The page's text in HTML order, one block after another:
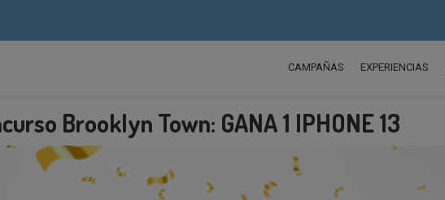
CAMPAÑAS EXPERIENCIAS
Brooklyn Town: GANA 1 IPHONE 13